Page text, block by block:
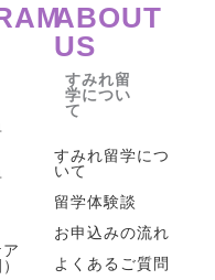
ABOUT
US
すみれ留
学につい
て
すみれ留学につ
いて
留学体験談
お申込みの流れ
よくあるご質問